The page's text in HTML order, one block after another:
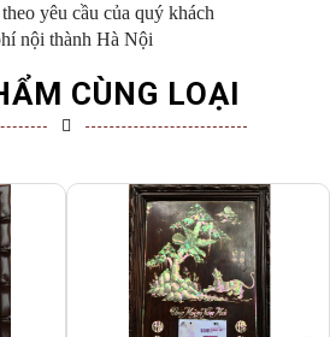
yêu cầu của quý khách
nội thành Hà Nội
CÙNG LOẠI